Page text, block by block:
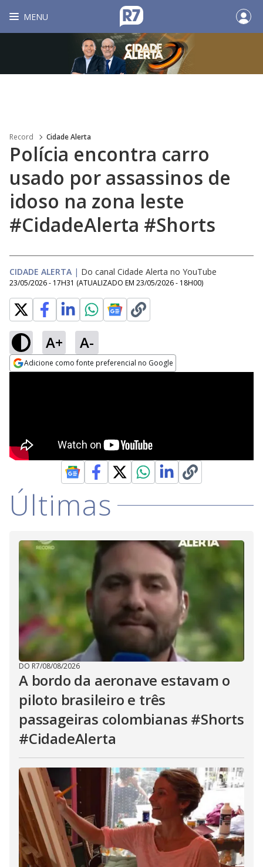
MENU
Record Cidade Alerta
Polícia encontra carro
usado por assassinos de
idoso na zona leste
#CidadeAlerta #Shorts
CIDADE ALERTA | Do canal Cidade Alerta no YouTube
23/05/2026 - 17H31 (ATUALIZADO EM 23/05/2026 - 18H00)
A+ A-
Adicione como fonte preferencial no Google
Últimas
DO R7/08/08/2026
A bordo da aeronave estavam o
piloto brasileiro e três
passageiras colombianas #Shorts
#CidadeAlerta